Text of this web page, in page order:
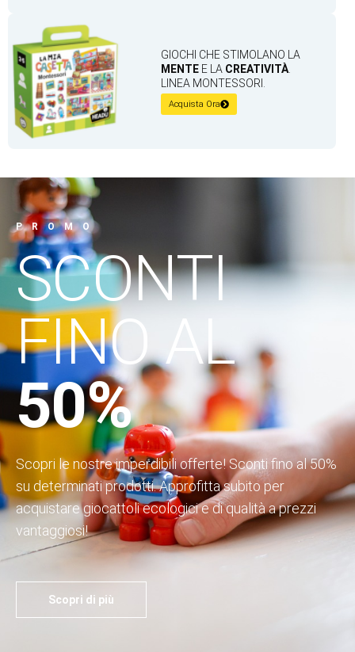
GIOCHI CHE STIMOLANO LA
MENTEE LA CREATIVITÀ.
LINEA MONTESSORI.
Acquista Ora
PROMO
SCONTI
FINO AL
50%
Scopri le nostre imperdibili offerte! Sconti fino al 50%
su determinati prodotti. Approfitta subito per
acquistare giocattoli ecologici e di qualità a prezzi
vantaggiosi!
Scopri di più